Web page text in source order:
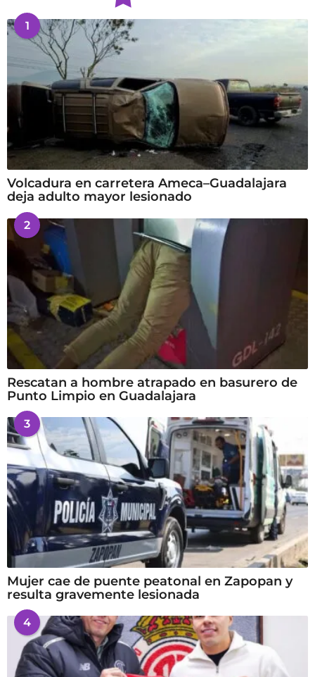
1
Volcadura en carretera Ameca–Guadalajara
deja adulto mayor lesionado
2
Rescatan a hombre atrapado en basurero de
Punto Limpio en Guadalajara
3
Mujer cae de puente peatonal en Zapopan y
resulta gravemente lesionada
4